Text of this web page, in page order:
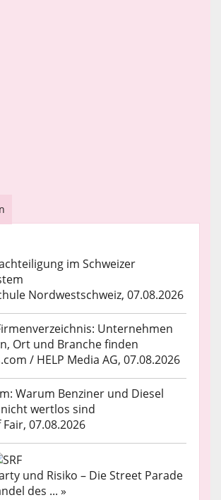
im Schweizer
Nordwestschweiz, 07.08.2026
Unternehmen
Ort und Branche finden
/ HELP Media AG, 07.08.2026
Warum Benziner und Diesel
wertlos sind
07.08.2026
und Risiko – Die Street Parade
des ... »